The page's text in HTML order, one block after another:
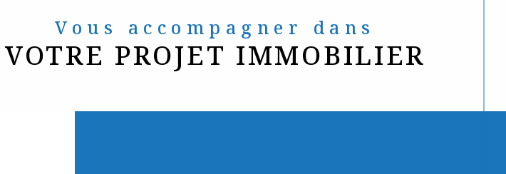
Vous accompagner dans
VOTRE PROJET IMMOBILIER